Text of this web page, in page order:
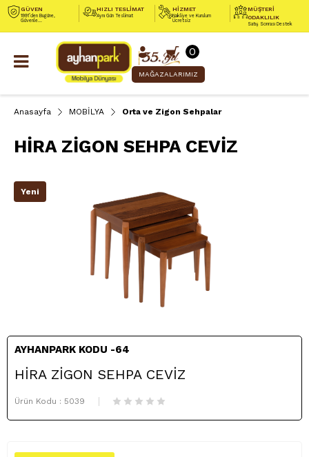
GÜVEN
1991’den Bugüne,
Güvenle...
HIZLI TESLİMAT
Aynı Gün Teslimat
HİZMET
Nakliye ve Kurulum
Ücretsiz
MÜŞTERİ
ODAKLILIK
Satış Sonrası Destek
0
MAĞAZALARIMIZ
Anasayfa MOBİLYA Orta ve Zigon Sehpalar
HİRA ZİGON SEHPA CEVİZ
Yeni
AYHANPARK KODU -64
HİRA ZİGON SEHPA CEVİZ
Ürün Kodu : 5039